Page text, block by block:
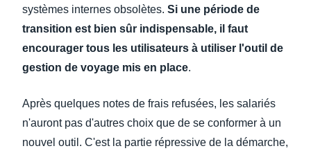
systèmes internes obsolètes. Si une période de
transition est bien sûr indispensable, il faut
encourager tous les utilisateurs à utiliser l'outil de
gestion de voyage mis en place.
Après quelques notes de frais refusées, les salariés
n'auront pas d'autres choix que de se conformer à un
nouvel outil. C'est la partie répressive de la démarche,